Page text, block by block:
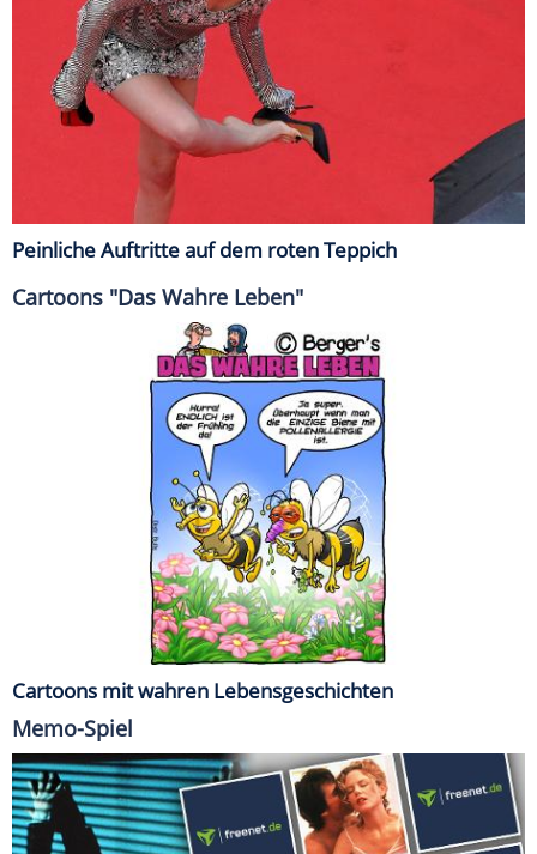
Peinliche Auftritte auf dem roten Teppich
Cartoons "Das Wahre Leben"
Cartoons mit wahren Lebensgeschichten
Memo-Spiel